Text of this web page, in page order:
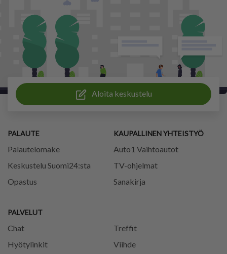
Aloita keskustelu
PALAUTE
Palautelomake
Keskustelu Suomi24:sta
Opastus
PALVELUT
Chat
Treffit
Hyötylinkit
Viihde
KAUPALLINEN YHTEISTYÖ
Auto1 Vaihtoautot
TV-ohjelmat
Sanakirja